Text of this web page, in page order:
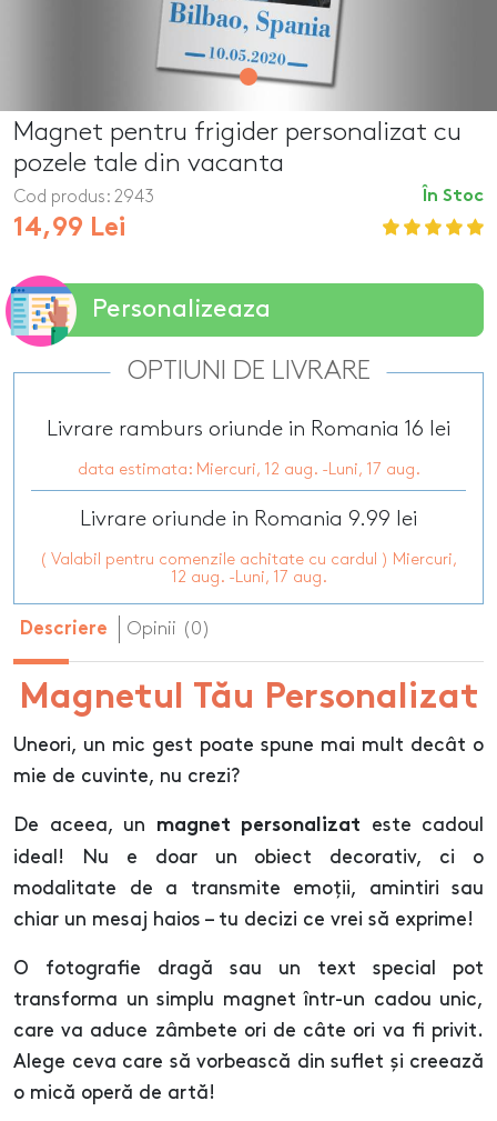
Magnet pentru frigider personalizat cu
pozele tale din vacanta
În Stoc
Cod produs: 2943
14,99 Lei
Personalizeaza
OPTIUNI DE LIVRARE
Livrare ramburs oriunde in Romania 16 lei
data estimata: Miercuri, 12 aug. -Luni, 17 aug.
Livrare oriunde in Romania 9.99 lei
( Valabil pentru comenzile achitate cu cardul ) Miercuri,
12 aug. -Luni, 17 aug.
Descriere Opinii (0)
Magnetul Tău Personalizat
Uneori, un mic gest poate spune mai mult decât o
mie de cuvinte, nu crezi?
De aceea, un magnet personalizat este cadoul
ideal! Nu e doar un obiect decorativ, ci o
modalitate de a transmite emoții, amintiri sau
chiar un mesaj haios – tu decizi ce vrei să exprime!
O fotografie dragă sau un text special pot
transforma un simplu magnet într-un cadou unic,
care va aduce zâmbete ori de câte ori va fi privit.
Alege ceva care să vorbească din suflet și creează
o mică operă de artă!